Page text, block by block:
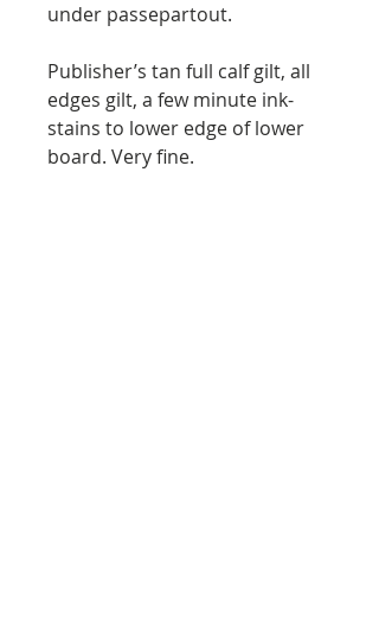
under passepartout.
Publisher’s tan full calf gilt, all
edges gilt, a few minute ink-
stains to lower edge of lower
board. Very fine.